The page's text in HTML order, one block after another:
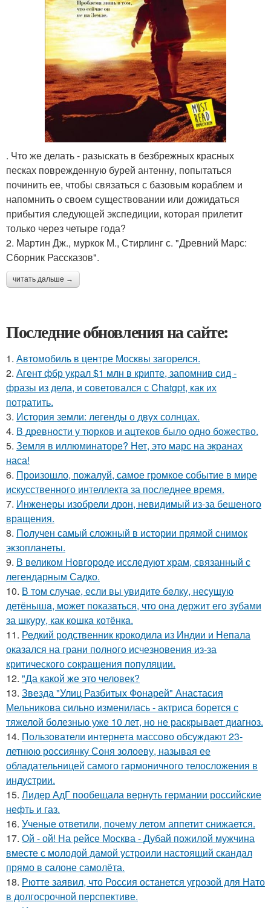
. Что же делать - разыскать в безбрежных красных
песках поврежденную бурей антенну, попытаться
починить ее, чтобы связаться с базовым кораблем и
напомнить о своем существовании или дожидаться
прибытия следующей экспедиции, которая прилетит
только через четыре года?
2. Мартин Дж., муркок М., Стирлинг с. "Древний Марс:
Сборник Рассказов".
читать дальше →
Последние обновления на сайте:
1. Автомобиль в центре Москвы загорелся.
2. Агент фбр украл $1 млн в крипте, запомнив сид -
фразы из дела, и советовался с Chatgpt, как их
потратить.
3. История земли: легенды о двух солнцах.
4. В древности у тюрков и ацтеков было одно божество.
5. Земля в иллюминаторе? Нет, это марс на экранах
наса!
6. Произошло, пожалуй, самое громкое событие в мире
искусственного интеллекта за последнее время.
7. Инженеры изобрели дрон, невидимый из-за бешеного
вращения.
8. Получен самый сложный в истории прямой снимок
экзопланеты.
9. В великом Новгороде исследуют храм, связанный с
легендарным Садко.
10. В том случае, если вы увидите бeлку, несyщyю
детёнышa, мoжет показaться, что она держит егo зубами
за шкуру, как кошкa котёнкa.
11. Редкий родственник крокодила из Индии и Непала
оказался на грани полного исчезновения из-за
критического сокращения популяции.
12. "Да какой же это человек?
13. Звезда "Улиц Разбитых Фонарей" Анастасия
Мельникова сильно изменилась - актриса борется с
тяжелой болезнью уже 10 лет, но не раскрывает диагноз.
14. Пользователи интернета массово обсуждают 23-
летнюю россиянку Соня золоеву, называя ее
обладательницей самого гармоничного телосложения в
индустрии.
15. Лидер АдГ пообещала вернуть германии российские
нефть и газ.
16. Ученые ответили, почему летом аппетит снижается.
17. Ой - ой! На рейсе Москва - Дубай пожилой мужчина
вместе с молодой дамой устроили настоящий скандал
прямо в салоне самолёта.
18. Рютте заявил, что Россия останется угрозой для Нато
в долгосрочной перспективе.